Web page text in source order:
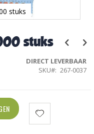
stuks
DIRECT LEVERBAAR
SKU
267-0037
stuks